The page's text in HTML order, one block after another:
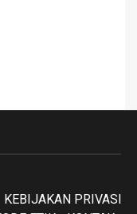
KEBIJAKAN PRIVASI